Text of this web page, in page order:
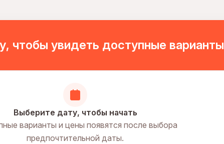
чтобы увидеть доступные варианты
Выберите дату, чтобы начать
варианты и цены появятся после выбора
предпочтительной даты.